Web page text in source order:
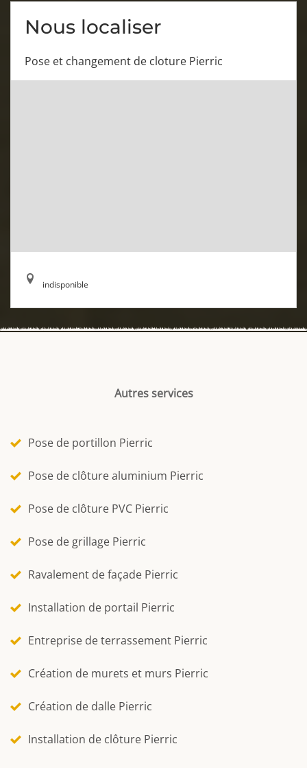
Nous localiser
Pose et changement de cloture Pierric
indisponible
Autres services
Pose de portillon Pierric
Pose de clôture aluminium Pierric
Pose de clôture PVC Pierric
Pose de grillage Pierric
Ravalement de façade Pierric
Installation de portail Pierric
Entreprise de terrassement Pierric
Création de murets et murs Pierric
Création de dalle Pierric
Installation de clôture Pierric